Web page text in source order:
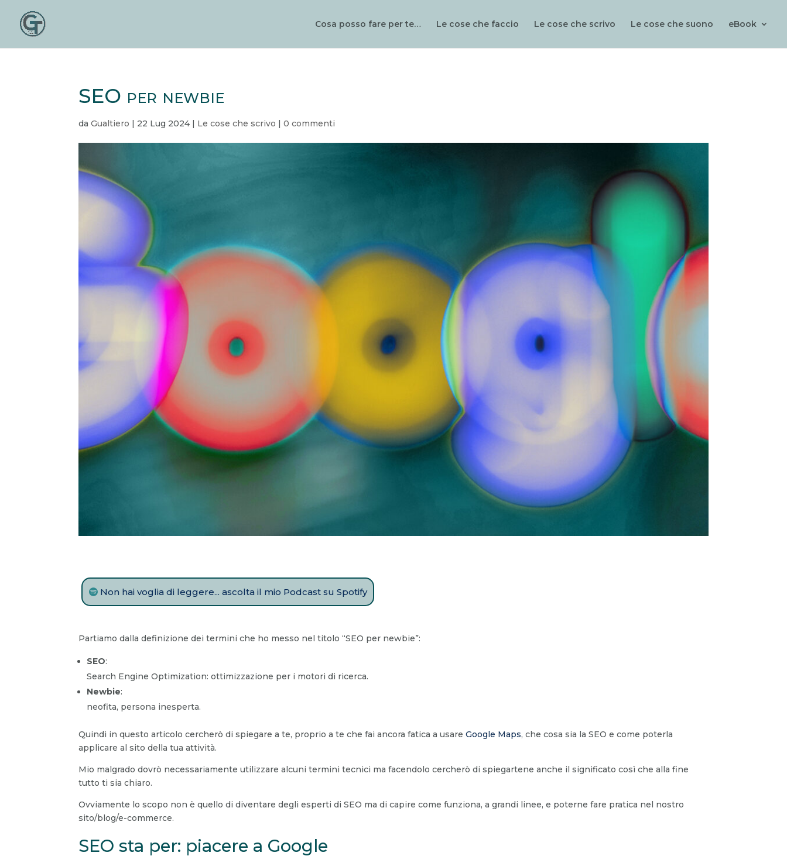
Cosa posso fare per te… Le cose che faccio Le cose che scrivo Le cose che suono eBook
SEO per newbie
daGualtiero | 22 Lug 2024 | Le cose che scrivo |0 commenti
Non hai voglia di leggere... ascolta il mio Podcast su Spotify
Partiamo dalla definizione dei termini che ho messo nel titolo “SEO per newbie”:
SEO:
Search Engine Optimization: ottimizzazione per i motori di ricerca.
Newbie:
neofita, persona inesperta.
Quindi in questo articolo cercherò di spiegare a te, proprio a te che fai ancora fatica a usareGoogle Maps, che cosa sia la SEO e come poterla
applicare al sito della tua attività.
Mio malgrado dovrò necessariamente utilizzare alcuni termini tecnici ma facendolo cercherò di spiegartene anche il significato così che alla fine
tutto ti sia chiaro.
Ovviamente lo scopo non è quello di diventare degli esperti di SEO ma di capire come funziona, a grandi linee, e poterne fare pratica nel nostro
sito/blog/e-commerce.
SEO sta per: piacere a Google